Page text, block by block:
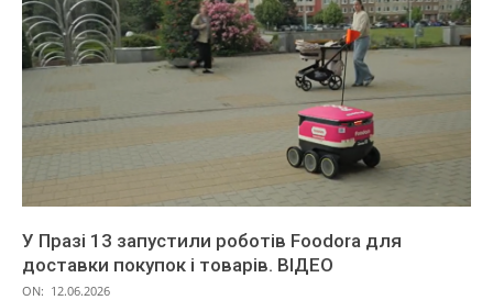
У Празі 13 запустили роботів Foodora для
доставки покупок і товарів. ВІДЕО
ON: 12.06.2026